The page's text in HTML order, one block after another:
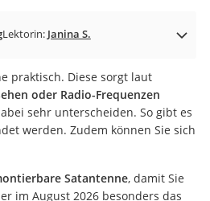
Lektorin: Janina S.
praktisch. Diese sorgt laut
oder Radio-Frequenzen
sehr unterscheiden. So gibt es
werden. Zudem können Sie sich
Satantenne, damit Sie
im August 2026 besonders das